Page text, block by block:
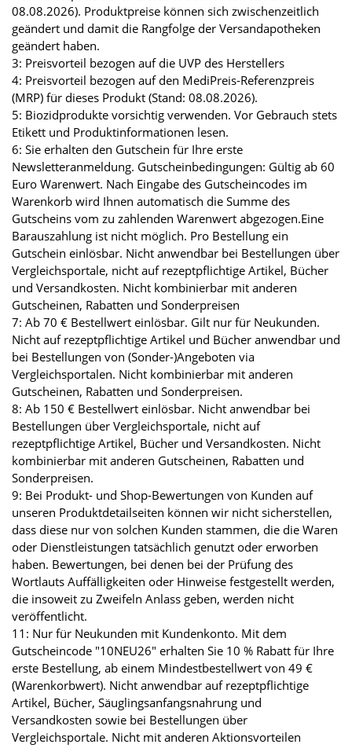
08.08.2026). Produktpreise können sich zwischenzeitlich
geändert und damit die Rangfolge der Versandapotheken
geändert haben.
3: Preisvorteil bezogen auf die UVP des Herstellers
4: Preisvorteil bezogen auf den MediPreis-Referenzpreis
(MRP) für dieses Produkt (Stand: 08.08.2026).
5: Biozidprodukte vorsichtig verwenden. Vor Gebrauch stets
Etikett und Produktinformationen lesen.
6: Sie erhalten den Gutschein für Ihre erste
Newsletteranmeldung. Gutscheinbedingungen: Gültig ab 60
Euro Warenwert. Nach Eingabe des Gutscheincodes im
Warenkorb wird Ihnen automatisch die Summe des
Gutscheins vom zu zahlenden Warenwert abgezogen.Eine
Barauszahlung ist nicht möglich. Pro Bestellung ein
Gutschein einlösbar. Nicht anwendbar bei Bestellungen über
Vergleichsportale, nicht auf rezeptpflichtige Artikel, Bücher
und Versandkosten. Nicht kombinierbar mit anderen
Gutscheinen, Rabatten und Sonderpreisen
7: Ab 70 € Bestellwert einlösbar. Gilt nur für Neukunden.
Nicht auf rezeptpflichtige Artikel und Bücher anwendbar und
bei Bestellungen von (Sonder-)Angeboten via
Vergleichsportalen. Nicht kombinierbar mit anderen
Gutscheinen, Rabatten und Sonderpreisen.
8: Ab 150 € Bestellwert einlösbar. Nicht anwendbar bei
Bestellungen über Vergleichsportale, nicht auf
rezeptpflichtige Artikel, Bücher und Versandkosten. Nicht
kombinierbar mit anderen Gutscheinen, Rabatten und
Sonderpreisen.
9: Bei Produkt- und Shop-Bewertungen von Kunden auf
unseren Produktdetailseiten können wir nicht sicherstellen,
dass diese nur von solchen Kunden stammen, die die Waren
oder Dienstleistungen tatsächlich genutzt oder erworben
haben. Bewertungen, bei denen bei der Prüfung des
Wortlauts Auffälligkeiten oder Hinweise festgestellt werden,
die insoweit zu Zweifeln Anlass geben, werden nicht
veröffentlicht.
11: Nur für Neukunden mit Kundenkonto. Mit dem
Gutscheincode "10NEU26" erhalten Sie 10 % Rabatt für Ihre
erste Bestellung, ab einem Mindestbestellwert von 49 €
(Warenkorbwert). Nicht anwendbar auf rezeptpflichtige
Artikel, Bücher, Säuglingsanfangsnahrung und
Versandkosten sowie bei Bestellungen über
Vergleichsportale. Nicht mit anderen Aktionsvorteilen